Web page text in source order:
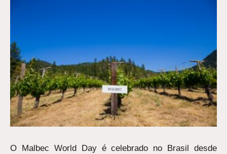
O Malbec World Day é celebrado no Brasil desde